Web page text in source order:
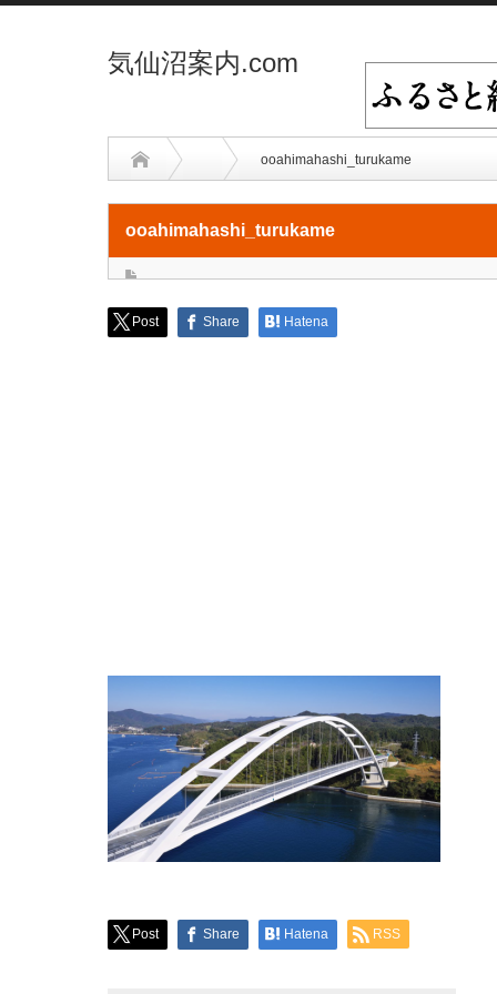
気仙沼案内.com
ooahimahashi_turukame
ooahimahashi_turukame
Post Share Hatena
Post Share Hatena RSS